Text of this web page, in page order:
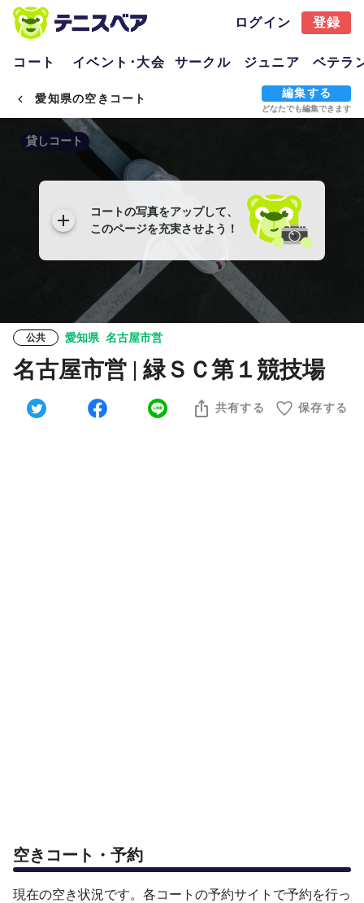
ログイン 登録
コート イベント･大会 サークル ジュニア ベテラ
愛知県の空きコート 編集する
どなたでも編集できます
コートの写真をアップして、
このページを充実させよう！
貸しコート
公共 愛知県 名古屋市営
名古屋市営 | 緑ＳＣ第１競技場
共有する 保存する
空きコート・予約
現在の空き状況です。各コートの予約サイトで予約を行っ